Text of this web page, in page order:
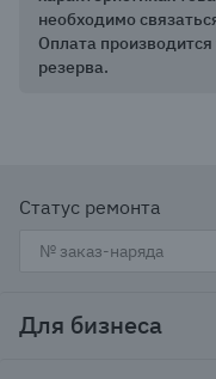
необходимо
Оплата
резерва.
Статус ремонта
Для бизнеса